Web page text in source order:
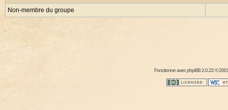
Non-membre du groupe
Fonctionne avecphpBB2.0.22 ©